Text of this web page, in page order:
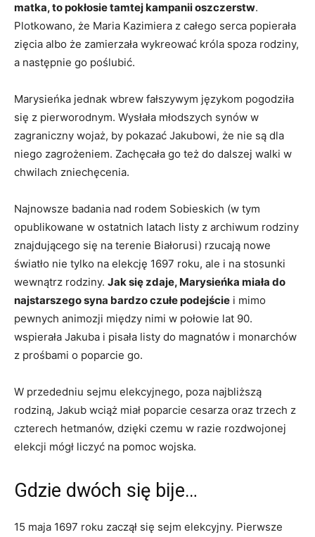
matka, to pokłosie tamtej kampanii oszczerstw.
Plotkowano, że Maria Kazimiera z całego serca popierała
zięcia albo że zamierzała wykreować króla spoza rodziny,
a następnie go poślubić.
Marysieńka jednak wbrew fałszywym językom pogodziła
się z pierworodnym. Wysłała młodszych synów w
zagraniczny wojaż, by pokazać Jakubowi, że nie są dla
niego zagrożeniem. Zachęcała go też do dalszej walki w
chwilach zniechęcenia.
Najnowsze badania nad rodem Sobieskich (w tym
opublikowane w ostatnich latach listy z archiwum rodziny
znajdującego się na terenie Białorusi) rzucają nowe
światło nie tylko na elekcję 1697 roku, ale i na stosunki
wewnątrz rodziny. Jak się zdaje, Marysieńka miała do
najstarszego syna bardzo czułe podejście i mimo
pewnych animozji między nimi w połowie lat 90.
wspierała Jakuba i pisała listy do magnatów i monarchów
z prośbami o poparcie go.
W przededniu sejmu elekcyjnego, poza najbliższą
rodziną, Jakub wciąż miał poparcie cesarza oraz trzech z
czterech hetmanów, dzięki czemu w razie rozdwojonej
elekcji mógł liczyć na pomoc wojska.
Gdzie dwóch się bije…
15 maja 1697 roku zaczął się sejm elekcyjny. Pierwsze